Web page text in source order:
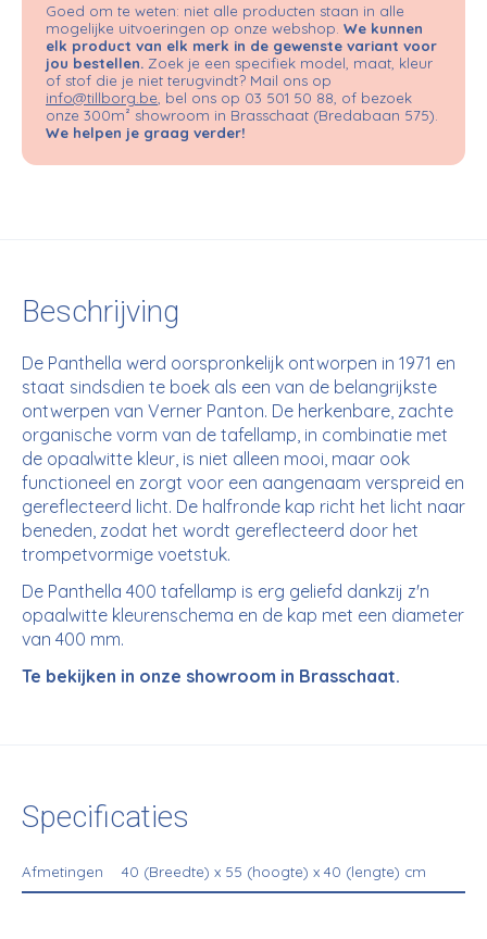
Goed om te weten: niet alle producten staan in alle
mogelijke uitvoeringen op onze webshop. We kunnen
elk product van elk merk in de gewenste variant voor
jou bestellen. Zoek je een specifiek model, maat, kleur
of stof die je niet terugvindt? Mail ons op
info@tillborg.be , bel ons op 03 501 50 88, of bezoek
onze 300m² showroom in Brasschaat (Bredabaan 575).
We helpen je graag verder!
Beschrijving
De Panthella werd oorspronkelijk ontworpen in 1971 en
staat sindsdien te boek als een van de belangrijkste
ontwerpen van Verner Panton. De herkenbare, zachte
organische vorm van de tafellamp, in combinatie met
de opaalwitte kleur, is niet alleen mooi, maar ook
functioneel en zorgt voor een aangenaam verspreid en
gereflecteerd licht. De halfronde kap richt het licht naar
beneden, zodat het wordt gereflecteerd door het
trompetvormige voetstuk.
De Panthella 400 tafellamp is erg geliefd dankzij z'n
opaalwitte kleurenschema en de kap met een diameter
van 400 mm.
Te bekijken in onze showroom in Brasschaat.
Specificaties
Afmetingen 40 (Breedte) x 55 (hoogte) x 40 (lengte) cm